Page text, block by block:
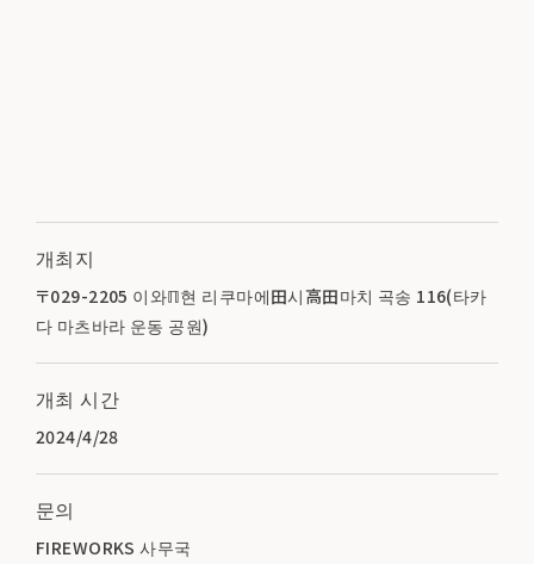
개최지
〒029-2205 이와ℿ현 리쿠마에⽥시⾼⽥마치 곡송 116(타카
다 마츠바라 운동 공원)
개최 시간
2024/4/28
문의
FIREWORKS 사무국